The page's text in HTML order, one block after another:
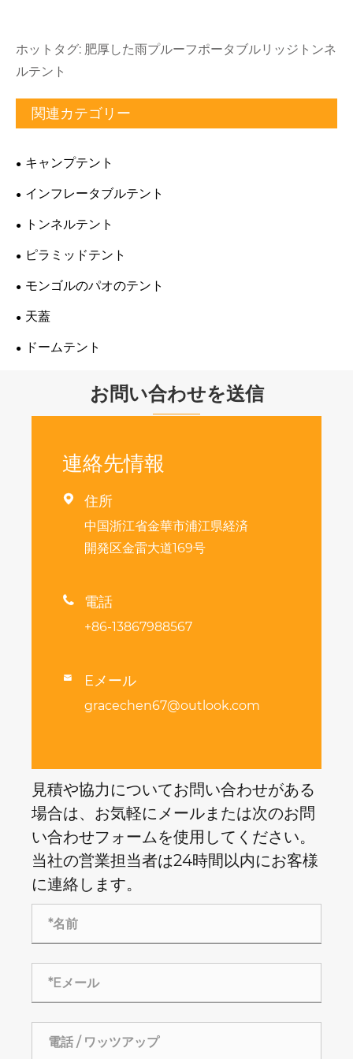
ホットタグ: 肥厚した雨プルーフポータブルリッジトンネ
ルテント
関連カテゴリー
キャンプテント
インフレータブルテント
トンネルテント
ピラミッドテント
モンゴルのパオのテント
天蓋
ドームテント
お問い合わせを送信
連絡先情報
 住所
中国浙江省金華市浦江県経済
開発区金雷大道169号
 電話
+86-13867988567
 Eメール
gracechen67@outlook.com
見積や協力についてお問い合わせがある
場合は、お気軽にメールまたは次のお問
い合わせフォームを使用してください。
当社の営業担当者は24時間以内にお客様
に連絡します。